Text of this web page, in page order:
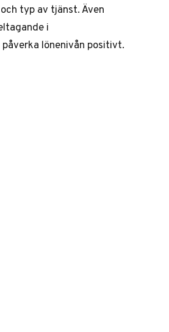
typ av tjänst. Även
i
lönenivån positivt.